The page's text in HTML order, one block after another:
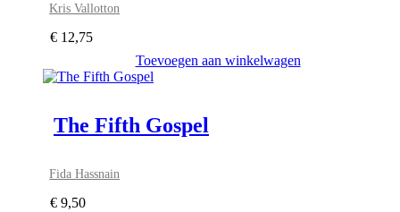
Kris Vallotton
€ 12,75
Toevoegen aan winkelwagen
The Fifth Gospel
Fida Hassnain
€ 9,50